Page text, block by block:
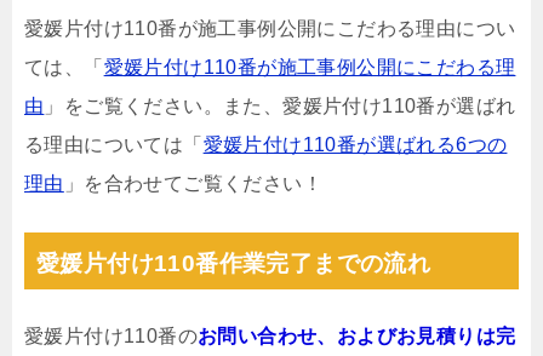
愛媛片付け110番が施工事例公開にこだわる理由につい
ては、「 愛媛片付け110番が施工事例公開にこだわる理
由 」をご覧ください。また、愛媛片付け110番が選ばれ
る理由については「 愛媛片付け110番が選ばれる6つの
理由 」を合わせてご覧ください！
愛媛片付け110番作業完了までの流れ
愛媛片付け110番のお問い合わせ、およびお見積りは完